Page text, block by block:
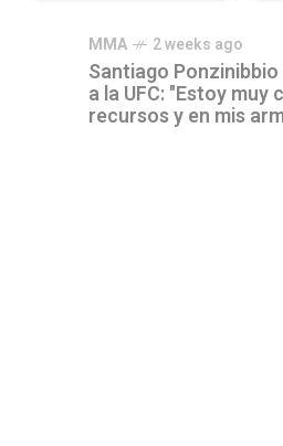
MMA 2 weeks ago
Santiago
a la UFC: "Estoy muy
recursos y en mis